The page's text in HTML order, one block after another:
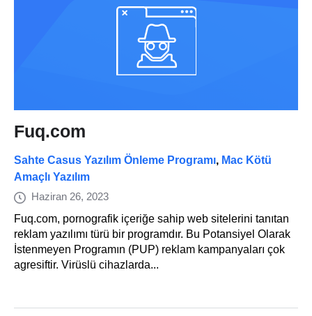
Fuq.com
Sahte Casus Yazılım Önleme Programı, Mac Kötü
Amaçlı Yazılım
Haziran 26, 2023
Fuq.com, pornografik içeriğe sahip web sitelerini tanıtan
reklam yazılımı türü bir programdır. Bu Potansiyel Olarak
İstenmeyen Programın (PUP) reklam kampanyaları çok
agresiftir. Virüslü cihazlarda...